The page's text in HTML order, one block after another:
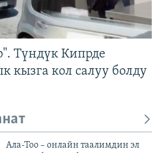
Түндүк Кипрде
кызга кол салуу болду
Ала-Тоо – онлайн таалимдин эл